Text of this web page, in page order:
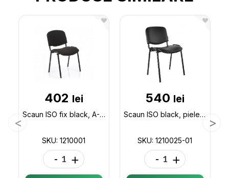
402 lei
Scaun ISO fix black, A-1(negru) 1210001
SKU: 1210001
- +
540 lei
Scaun ISO black, piele sintetica 1210025-01
SKU: 1210025-01
- +